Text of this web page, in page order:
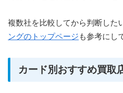
複数社を比較してから判断した
ングのトップページ も参考にし
カード別おすすめ買取